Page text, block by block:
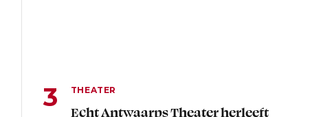
THEATER
Echt Antwaarps Theater herleeft